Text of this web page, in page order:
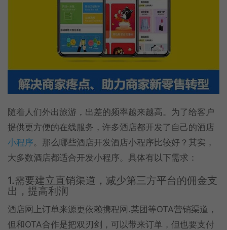
随着人们外出旅游，出差的频率越来越高。为了给客户
提供更方便的在线服务，许多酒店都开发了自己的酒店
小程序。那么哪些酒店开发酒店小程序比较好？其实，
大多数酒店都适合开发小程序。具体有以下需求：
1.需要建立直销渠道，减少第三方平台的佣金支
出，提高利润
酒店网上订单来源更依赖携程网.某团等OTA营销渠道，
但和OTA合作是把双刃剑，可以带来订单，但也要支付